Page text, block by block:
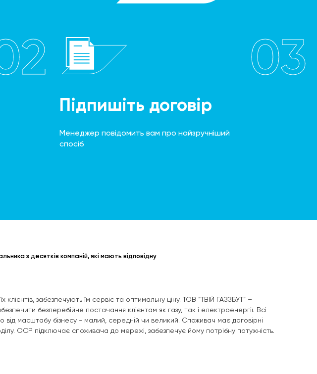
Підпишіть договір
Менеджер повідомить вам про найзручніший
спосіб
03
з десятків компаній, які мають відповідну
забезпечують їм сервіс та оптимальну ціну. ТОВ “ТВІЙ ГАЗЗБУТ” –
безперебійне постачання клієнтам як газу, так і електроенергії. Всі
масштабу бізнесу - малий, середній чи великий. Споживач має договірні
ОСР підключає споживача до мережі, забезпечує йому потрібну потужність.